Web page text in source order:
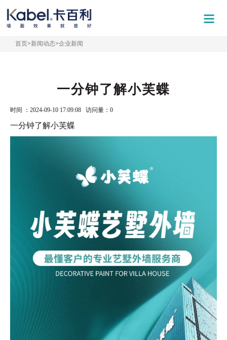
首页>新闻动态>企业新闻
一分钟了解小芙蝶
时间 ：2024-09-10 17:09:08 访问量： 0
一分钟了解小芙蝶